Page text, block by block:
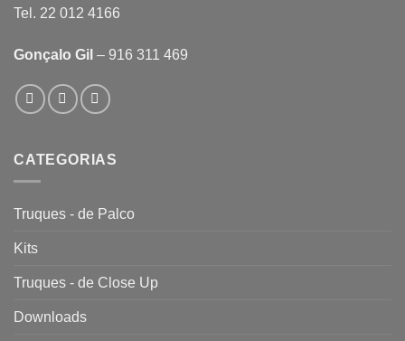
Tel. 22 012 4166
Gonçalo Gil – 916 311 469
CATEGORIAS
Truques - de Palco
Kits
Truques - de Close Up
Downloads